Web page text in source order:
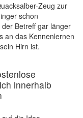
Zeug zur
schon
Betreff gar länger
an das Kennenlernen
Hirn ist.
innerhalb